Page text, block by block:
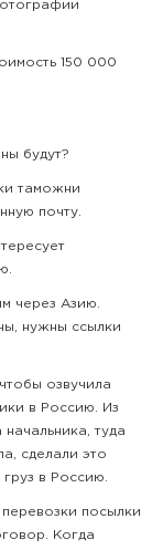
150 000
будут?
таможни
почту.
через Азию.
нужны ссылки
озвучила
в Россию. Из
туда
сделали это
груз в Россию.
посылки
Когда